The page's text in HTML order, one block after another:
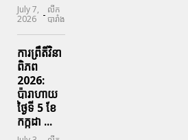
July 7,
2026 - លីក
បារាំង
ការព្រឹតិ៍វិនា
ពិភព
2026:
ប៉ារាហាយ
ថ្ងៃទី 5 ខែ
កក្កដា ...